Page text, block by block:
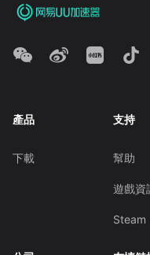
產品
下載
支持
幫助
遊戲資
Steam